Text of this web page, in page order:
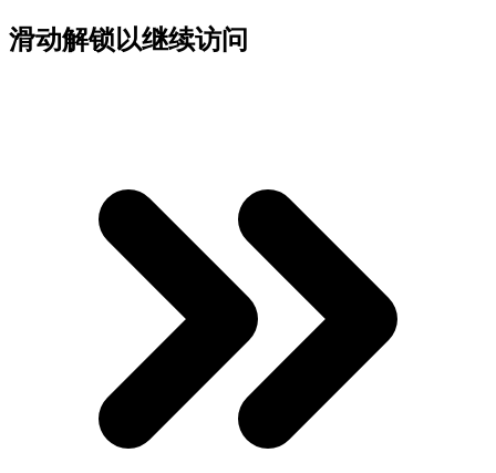
滑动解锁以继续访问